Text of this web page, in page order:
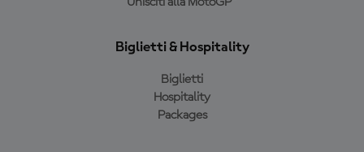
Biglietti & Hospitality
Biglietti
Hospitality
Packages